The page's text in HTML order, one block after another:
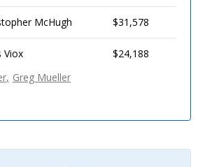
McHugh $31,578
Viox
$24,188
Greg Mueller